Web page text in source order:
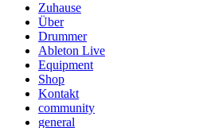
Zuhause
Über
Drummer
Ableton Live
Equipment
Shop
Kontakt
community
general